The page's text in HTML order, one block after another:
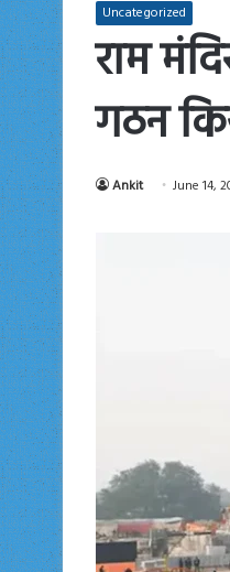
Uncategorized
राम
गठन
Ankit June 14,